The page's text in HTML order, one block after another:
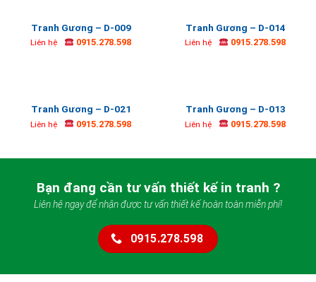
Tranh Gương – D-009
Liên hệ 0915.278.598
Tranh Gương – D-014
Liên hệ 0915.278.598
Tranh Gương – D-021
Liên hệ 0915.278.598
Tranh Gương – D-013
Liên hệ 0915.278.598
Bạn đang cần tư vấn thiết kế in tranh ?
Liên hệ ngay để nhận được tư vấn thiết kế hoàn toàn miễn phí!
0915.278.598